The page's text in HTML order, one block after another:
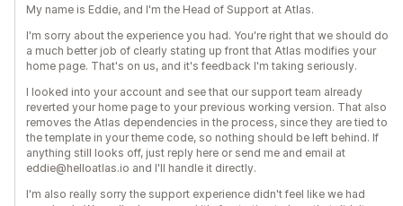
My name is Eddie, and I'm the Head of Support at Atlas.
I'm sorry about the experience you had. You're right that we should do
a much better job of clearly stating up front that Atlas modifies your
home page. That's on us, and it's feedback I'm taking seriously.
I looked into your account and see that our support team already
reverted your home page to your previous working version. That also
removes the Atlas dependencies in the process, since they are tied to
the template in your theme code, so nothing should be left behind. If
anything still looks off, just reply here or send me and email at
eddie@helloatlas.io and I'll handle it directly.
I'm also really sorry the support experience didn't feel like we had